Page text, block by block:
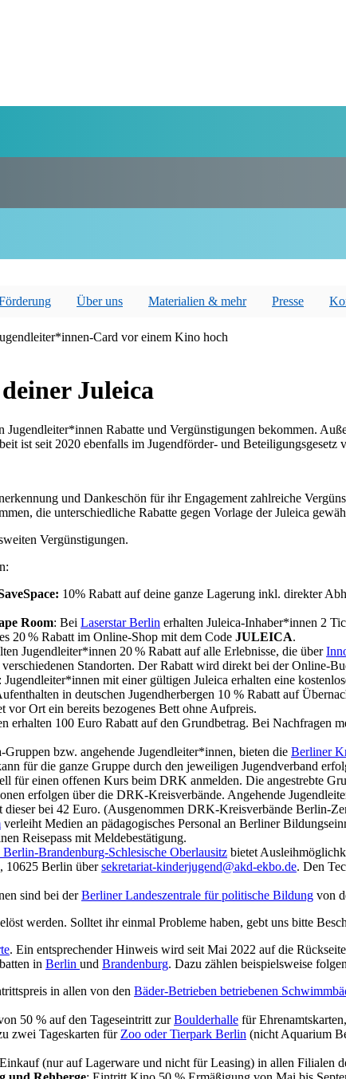
Über uns Materialien & mehr Presse
Juleica
Jugendleiter*innen Rabatte und Vergünstigungen bekommen.
ist seit 2020 ebenfalls im Jugendförder- und Beteiligungsgesetz
und Dankeschön für ihr Engagement zahlreiche
die unterschiedliche Rabatte gegen Vorlage der Juleica
Vergünstigungen.
10% Rabatt auf deine ganze Lagerung inkl. direkter
Room: Bei Laserstar Berlin erhalten Juleica-Inhaber*innen 2
20 % Rabatt im Online-Shop mit dem Code JULEICA.
Jugendleiter*innen 20 % Rabatt auf alle Erlebnisse, die über
Standorten. Der Rabatt wird direkt bei der Online-
: Jugendleiter*innen mit einer gültigen Juleica erhalten eine
in deutschen Jugendherbergen 10 % Rabatt auf
vor Ort ein bereits bezogenes Bett ohne Aufpreis.
erhalten 100 Euro Rabatt auf den Grundbetrag. Bei Nachfragen
Gruppen bzw. angehende Jugendleiter*innen, bieten die Berliner
für die ganze Gruppe durch den jeweiligen Jugendverband
für einen offenen Kurs beim DRK anmelden. Die angestrebte
erfolgen über die DRK-Kreisverbände. Angehende
bei 42 Euro. (Ausgenommen DRK-Kreisverbände Berlin-
verleiht Medien an pädagogisches Personal an Berliner
Reisepass mit Meldebestätigung.
Brandenburg-Schlesische Oberlausitz bietet
10625 Berlin übersekretariat-kinderjugend@akd-ekbo.de. Den
sind bei derBerliner Landeszentrale für politische Bildung von
werden. Solltet ihr einmal Probleme haben, gebt uns bitte
. Ein entsprechender Hinweis wird seit Mai 2022 auf die
in Berlin und Brandenburg. Dazu zählen beispielsweise
in allen von den Bäder-Betrieben betriebenen
50 % auf den Tageseintritt zurBoulderhalle für
zwei Tageskarten für Zoo oder Tierpark Berlin (nicht Aquarium
(nur auf Lagerware und nicht für Leasing) in allen Filialen